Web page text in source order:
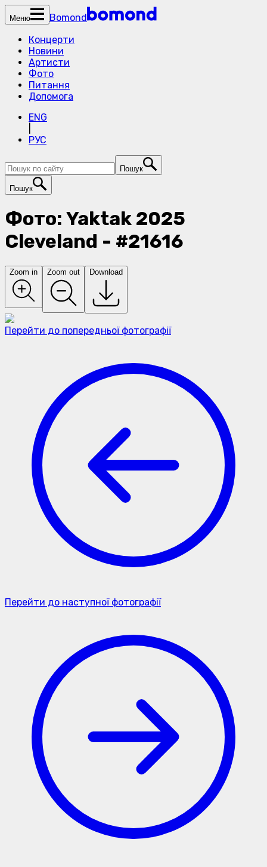
Меню
Bomond
Концерти
Новини
Артисти
Фото
Питання
Допомога
ENG
РУС
Пошук
Пошук
Фото: Yaktak 2025
Cleveland - #21616
Zoom in Zoom out Download
Перейти до попередньої фотографії
Перейти до наступної фотографії